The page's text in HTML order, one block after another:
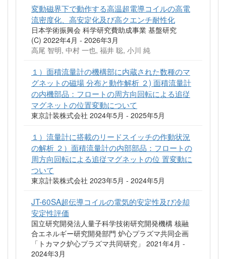
変動磁界下で動作する高温超電導コイルの高電
流密度化、高安定化及び高クエンチ耐性化
日本学術振興会 科学研究費助成事業 基盤研究
(C) 2022年4月 - 2026年3月
高尾 智明, 中村 一也, 福井 聡, 小川 純
１）面積流量計の機構部に内蔵された数種のマ
グネットの磁場 分布と動作解析 ２) 面積流量計
の内機部品：フロートの周方向回転による追従
マグネットの位置変動について
東京計装株式会社 2024年5月 - 2025年5月
１）流量計に搭載のリードスイッチの作動状況
の解析 ２）面積流量計の内部部品：フロートの
周方向回転による追従マグネットの位 置変動に
ついて
東京計装株式会社 2023年5月 - 2024年5月
JT-60SA超伝導コイルの電気的安定性及び冷却
安定性評価
国立研究開発法人量子科学技術研究開発機構 核融
合エネルギー研究開発部門 炉心プラズマ共同企画
「トカマク炉心プラズマ共同研究」 2021年4月 -
2024年3月